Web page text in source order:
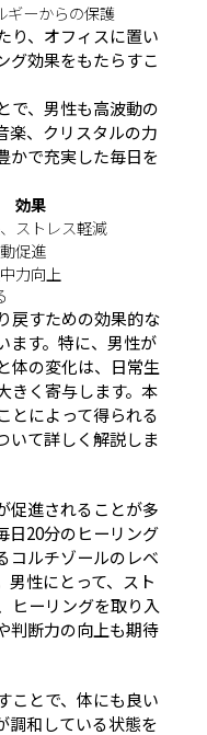
ギーからの保護
り、オフィスに置い
グ効果をもたらすこ
で、男性も高波動の
楽、クリスタルの力
かで充実した毎日を
効果
ストレス軽減
促進
力向上
戻すための効果的な
ます。特に、男性が
体の変化は、日常生
きく寄与します。本
とによって得られる
いて詳しく解説しま
促進されることが多
日20分のヒーリング
コルチゾールのレベ
男性にとって、スト
ヒーリングを取り入
判断力の向上も期待
ことで、体にも良い
調和している状態を